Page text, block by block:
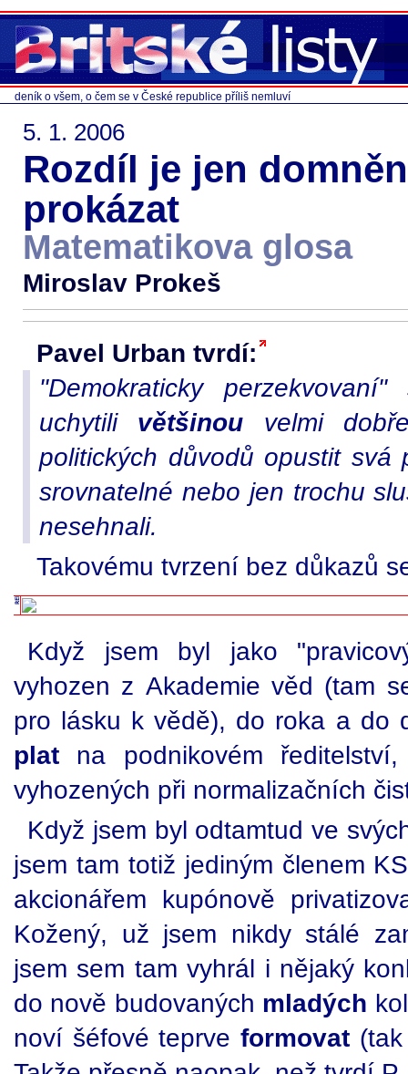
deník o všem, o čem se v České republice příliš nemluví
5. 1. 2006
Rozdíl je jen
prokázat
Matematikova glosa
Miroslav Prokeš
Pavel Urban tvrdí:
"Demokraticky
uchytili většinou velmi
politických důvodů opustit svá
srovnatelné nebo jen trochu
nesehnali.
Takovému tvrzení bez důkazů
Když jsem byl jako
vyhozen z Akademie věd (tam
pro lásku k vědě), do roka a do
plat na podnikovém
vyhozených při normalizačních
Když jsem byl odtamtud ve
jsem tam totiž jediným členem
akcionářem kupónově
Kožený, už jsem nikdy stálé
jsem sem tam vyhrál i nějaký
do nově budovaných mladých
noví šéfové teprveformovat